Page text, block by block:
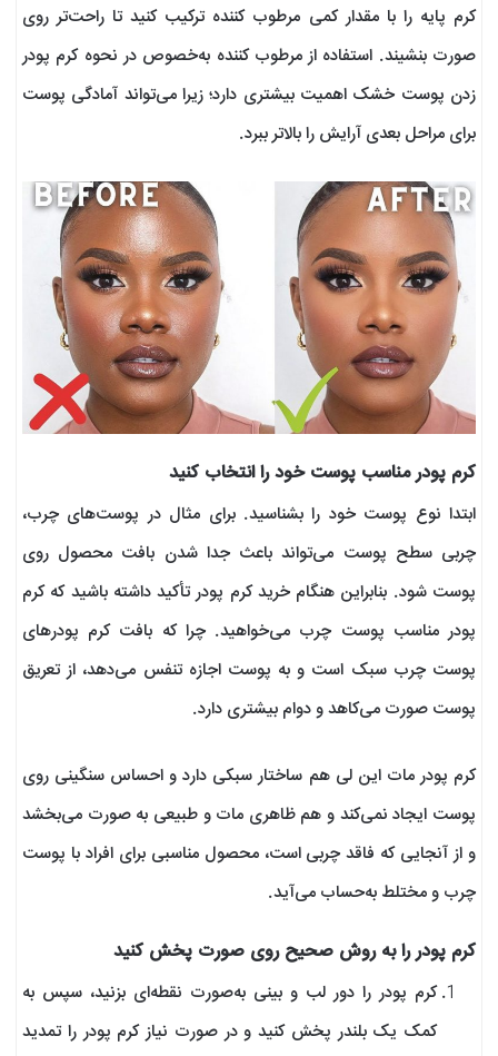
کرم پایه را با مقدار کمی مرطوب کننده ترکیب کنید تا راحت‌تر روی
صورت بنشیند. استفاده از مرطوب کننده به‌خصوص در نحوه کرم پودر
زدن پوست خشک اهمیت بیشتری دارد؛ زیرا می‌تواند آمادگی پوست
برای مراحل بعدی آرایش را بالاتر ببرد.
کرم پودر مناسب پوست خود را انتخاب کنید
ابتدا نوع پوست خود را بشناسید. برای مثال در پوست‌های چرب،
چربی سطح پوست می‌تواند باعث جدا شدن بافت محصول روی
پوست شود. بنابراین هنگام خرید کرم پودر تأکید داشته باشید که کرم
پودر مناسب پوست چرب می‌خواهید. چرا که بافت کرم پودرهای
پوست چرب سبک است و به پوست اجازه تنفس می‌دهد، از تعریق
پوست صورت می‌کاهد و دوام بیشتری دارد.
کرم پودر مات این ‌لی هم ساختار سبکی دارد و احساس سنگینی روی
پوست ایجاد نمی‌کند و هم ظاهری مات و طبیعی به صورت می‌بخشد
و از آنجایی که فاقد چربی است، محصول مناسبی برای افراد با پوست
چرب و مختلط به‌حساب می‌آید.
کرم پودر را به روش صحیح روی صورت پخش کنید
کرم پودر را دور لب و بینی به‌صورت نقطه‌ای بزنید، سپس به
کمک یک بلندر پخش کنید و در صورت نیاز کرم پودر را تمدید